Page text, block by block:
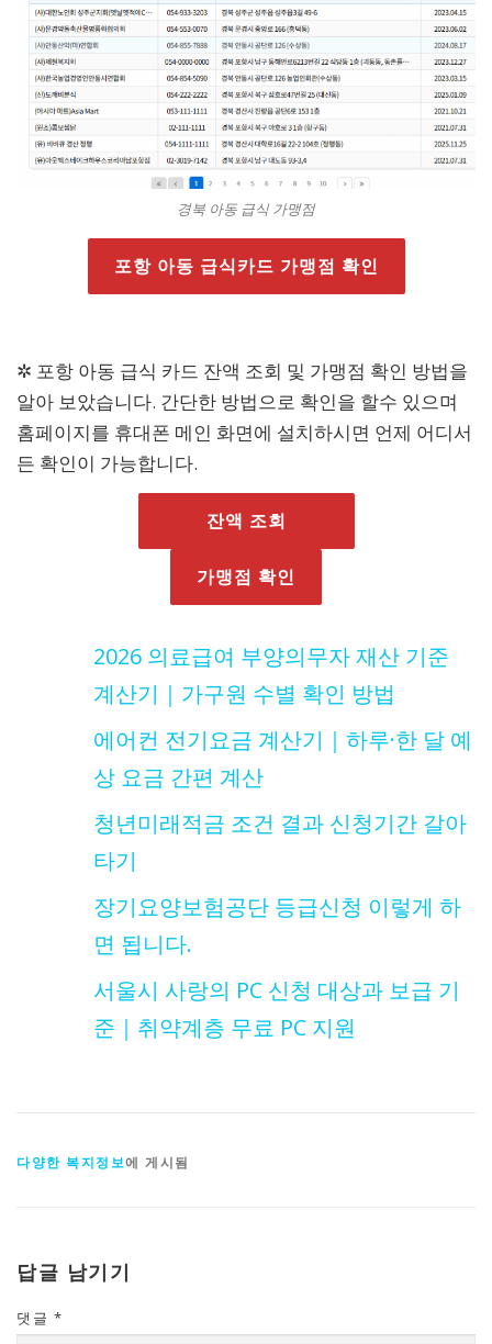
경북 아동 급식 가맹점
포항 아동 급식카드 가맹점 확인
✲ 포항 아동 급식 카드 잔액 조회 및 가맹점 확인 방법을
알아 보았습니다. 간단한 방법으로 확인을 할수 있으며
홈페이지를 휴대폰 메인 화면에 설치하시면 언제 어디서
든 확인이 가능합니다.
잔액 조회
가맹점 확인
2026 의료급여 부양의무자 재산 기준
계산기｜가구원 수별 확인 방법
에어컨 전기요금 계산기｜하루·한 달 예
상 요금 간편 계산
청년미래적금 조건 결과 신청기간 갈아
타기
장기요양보험공단 등급신청 이렇게 하
면 됩니다.
서울시 사랑의 PC 신청 대상과 보급 기
준｜취약계층 무료 PC 지원
다양한 복지정보에 게시됨
답글 남기기
댓글 *